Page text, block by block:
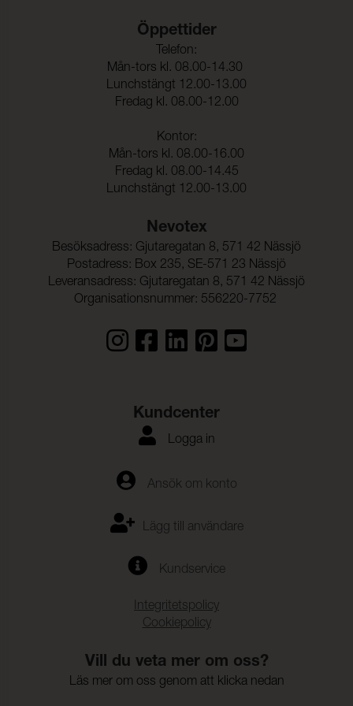
Öppettider
Telefon:
Mån-tors kl. 08.00-14.30
Lunchstängt 12.00-13.00
Fredag kl. 08.00-12.00
Kontor:
Mån-tors kl. 08.00-16.00
Fredag kl. 08.00-14.45
Lunchstängt 12.00-13.00
Nevotex
Besöksadress: Gjutaregatan 8, 571 42 Nässjö
Postadress: Box 235, SE-571 23 Nässjö
Leveransadress: Gjutaregatan 8, 571 42 Nässjö
Organisationsnummer: 556220-7752
Kundcenter
Logga in
Ansök om konto
Lägg till användare
Kundservice
Integritetspolicy
Cookiepolicy
Vill du veta mer om oss?
Läs mer om oss genom att klicka nedan